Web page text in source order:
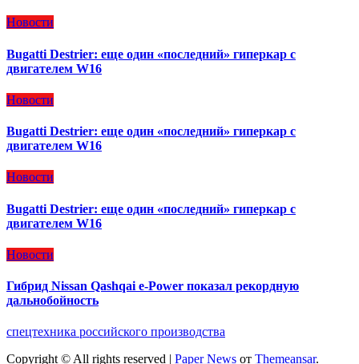
Новости
Bugatti Destrier: еще один «последний» гиперкар с
двигателем W16
Новости
Bugatti Destrier: еще один «последний» гиперкар с
двигателем W16
Новости
Bugatti Destrier: еще один «последний» гиперкар с
двигателем W16
Новости
Гибрид Nissan Qashqai e-Power показал рекордную
дальнобойность
спецтехника российского производства
Copyright © All rights reserved | Paper News от Themeansar.